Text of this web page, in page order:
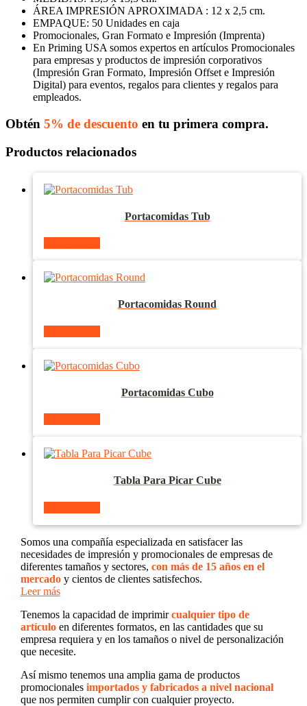
ÁREA IMPRESIÓN APROXIMADA : 12 x 2,5 cm.
EMPAQUE: 50 Unidades en caja
Promocionales, Gran Formato e Impresión (Imprenta)
En Priming USA somos expertos en artículos Promocionales
para empresas y productos de impresión corporativos
(Impresión Gran Formato, Impresión Offset e Impresión
Digital) para eventos, regalos para clientes y regalos para
empleados.
Obtén 5% de descuento en tu primera compra.
Productos relacionados
Portacomidas Tub
Portacomidas Round
Portacomidas Cubo
Tabla Para Picar Cube
Somos una compañía especializada en satisfacer las
necesidades de impresión y promocionales de empresas de
diferentes tamaños y sectores, con más de 15 años en el
mercadoy cientos de clientes satisfechos.
Leer más
Tenemos la capacidad de imprimircualquier tipo de
artículoen diferentes formatos, en las cantidades que su
empresa requiera y en los tamaños o nivel de personalización
que necesite.
Así mismo tenemos una amplia gama de productos
promocionales importados y fabricados a nivel nacional
que nos permiten cumplir con cualquier proyecto.